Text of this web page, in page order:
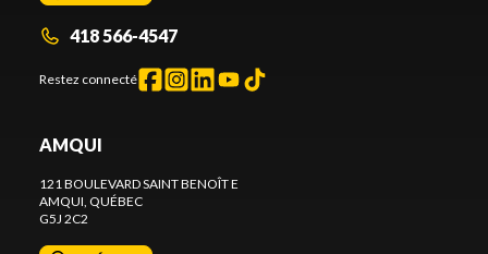
418 566-4547
Restez connecté
AMQUI
121 BOULEVARD SAINT BENOÎT E
AMQUI, QUÉBEC
G5J 2C2